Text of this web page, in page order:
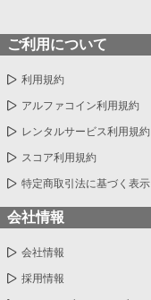
ご利用について
利用規約
アルファコイン利用規約
レンタルサービス利用規約
スコア利用規約
特定商取引法に基づく表示
会社情報
会社情報
採用情報